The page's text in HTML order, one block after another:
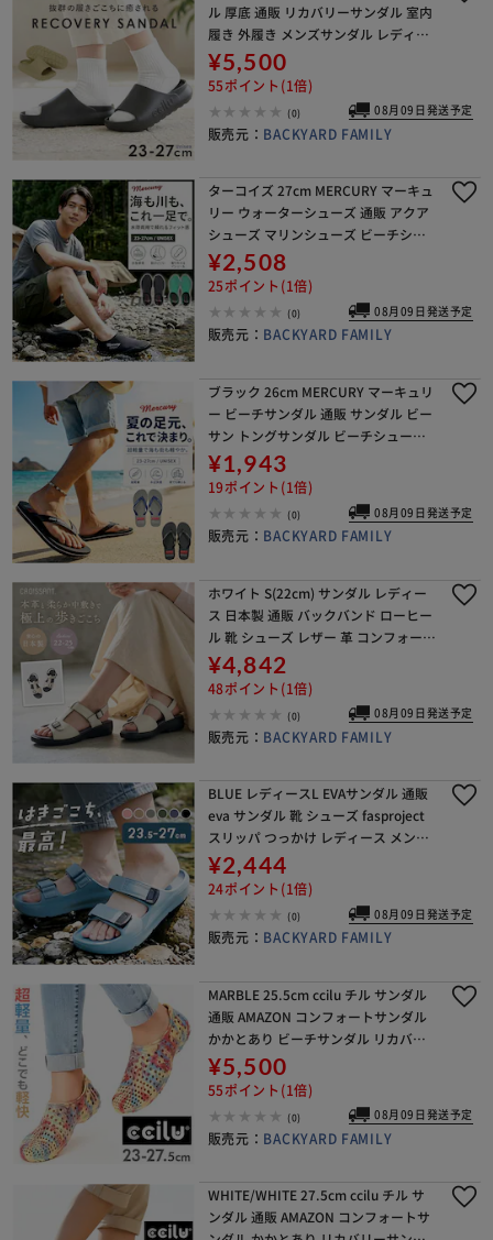
ル 厚底 通販 リカバリーサンダル 室内
履き 外履き メンズサンダル レディー
スサンダル 厚底サンダル 軽い 軽量 疲
れにくい 衝撃吸収 防滑 メンズ
¥5,500
55ポイント(1倍)
(0) 08月09日発送予定
販売元： BACKYARD FAMILY
ターコイズ 27cm MERCURY マーキュ
リー ウォーターシューズ 通販 アクア
シューズ マリンシューズ ビーチシュ
ーズ 靴 水陸両用 シューズ ソフト 柔ら
かい 軽量 軽い コンパクト 持ち運び
¥2,508
25ポイント(1倍)
(0) 08月09日発送予定
販売元： BACKYARD FAMILY
ブラック 26cm MERCURY マーキュリ
ー ビーチサンダル 通販 サンダル ビー
サン トングサンダル ビーチシューズ
軽量 軽い ビーチ レジャー ベーシック
海 夏 履きやすい 歩きやすい レ
¥1,943
19ポイント(1倍)
(0) 08月09日発送予定
販売元： BACKYARD FAMILY
ホワイト S(22cm) サンダル レディー
ス 日本製 通販 バックバンド ローヒー
ル 靴 シューズ レザー 革 コンフォート
サンダル 歩きやすい バックベルト ク
ロワッサン カジュアル cr4530
¥4,842
48ポイント(1倍)
(0) 08月09日発送予定
販売元： BACKYARD FAMILY
BLUE レディースL EVAサンダル 通販
eva サンダル 靴 シューズ fasproject
スリッパ つっかけ レディース メンズ
ベルト付き 朝倉商会 軽量 軽い 疲れに
くい キャンプ レジ
¥2,444
24ポイント(1倍)
(0) 08月09日発送予定
販売元： BACKYARD FAMILY
MARBLE 25.5cm ccilu チル サンダル
通販 AMAZON コンフォートサンダル
かかとあり ビーチサンダル リカバリ
ーサンダル シャワーサンダル 水陸両
用 メンズ レディース 室内履
¥5,500
55ポイント(1倍)
(0) 08月09日発送予定
販売元： BACKYARD FAMILY
WHITE/WHITE 27.5cm ccilu チル サ
ンダル 通販 AMAZON コンフォートサ